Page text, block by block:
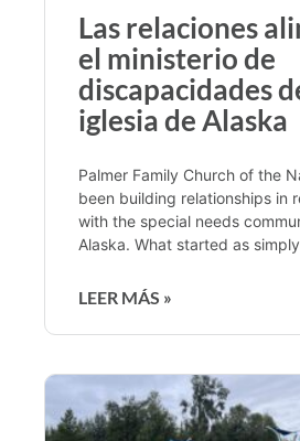
Las relaciones
el ministerio de
discapacidades
iglesia de Alaska
Palmer Family Church of the
been building relationships in
with the special needs
Alaska. What started as simply
LEER MÁS »